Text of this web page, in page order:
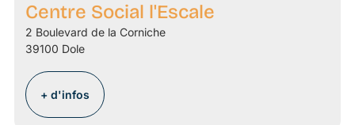
Centre Social l'Escale
2 Boulevard de la Corniche
39100 Dole
+ d'infos